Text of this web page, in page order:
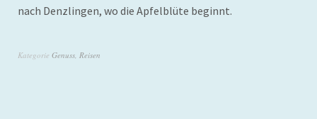
nach Denzlingen, wo die Apfelblüte beginnt.
Kategorie Genuss, Reisen